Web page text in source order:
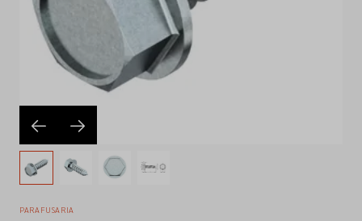
Marcas
Favoritos
Empresa
Contactos
PARAFUSARIA